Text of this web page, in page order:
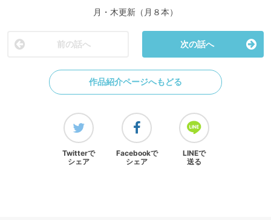
月・木更新（月８本）
前の話へ 次の話へ
作品紹介ページへもどる
Twitterで
シェア
Facebookで
シェア
LINEで
送る